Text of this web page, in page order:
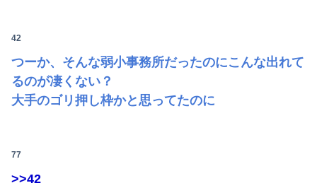
42
つーか、そんな弱小事務所だったのにこんな出れて
るのが凄くない？
大手のゴリ押し枠かと思ってたのに
77
>>42